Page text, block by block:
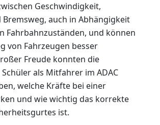
Geschwindigkeit,
Bremsweg, auch in Abhängigkeit
Fahrbahnzuständen, und können
von Fahrzeugen besser
Freude konnten die
als Mitfahrer im ADAC
welche Kräfte bei einer
und wie wichtig das korrekte
ist.